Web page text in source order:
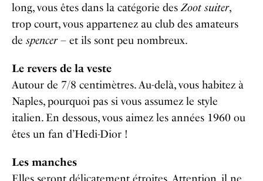
long, vous êtes dans la catégorie desZoot suiter,
trop court, vous appartenez au club des amateurs
de spencer– et ils sont peu nombreux.
Le revers de la veste
Autour de 7/8 centimètres. Au-delà, vous habitez à
Naples, pourquoi pas si vous assumez le style
italien. En dessous, vous aimez les années 1960 ou
êtes un fan d’Hedi-Dior !
Les manches
Elles seront délicatement étroites. Attention, il ne